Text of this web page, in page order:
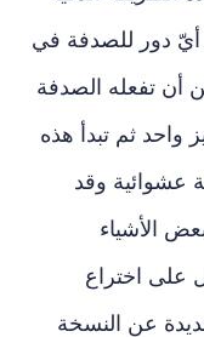
دور للصدفة في
أن تفعله الصدفة
ثم تبدأ هذه
عشوائية وقد
الأشياء
على اختراع
عن النسخة